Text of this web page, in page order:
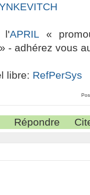
l'APRIL «
- adhérez vous
libre: RefPerSys
Répondre